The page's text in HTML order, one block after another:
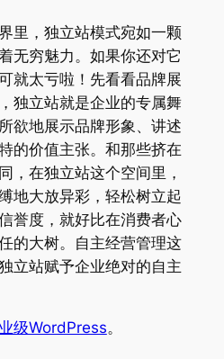
里，独立站模式宛如一颗
无穷魅力。如果你还对它
就太亏啦！先看看品牌展
独立站就是企业的专属舞
欲地展示品牌形象、讲述
的价值主张。和那些挤在
，在独立站这个空间里，
地大放异彩，轻松树立起
誉度，就好比在消费者心
的大树。自主经营管理这
立站赋予企业绝对的自主
级WordPress。